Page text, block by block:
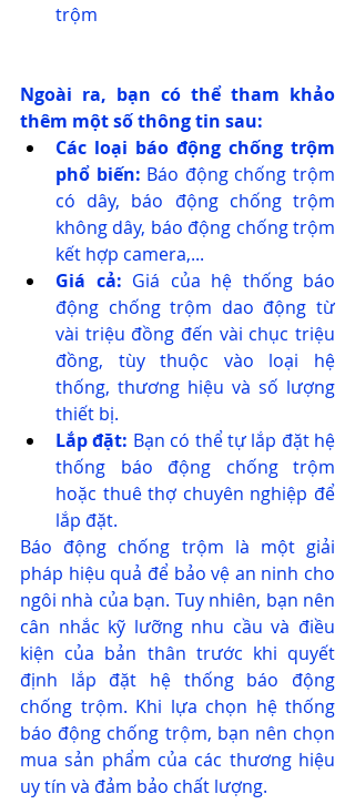
trộm
Ngoài ra, bạn có thể tham khảo
thêm một số thông tin sau:
Các loại báo động chống trộm
phổ biến: Báo động chống trộm
có dây, báo động chống trộm
không dây, báo động chống trộm
kết hợp camera,...
Giá cả: Giá của hệ thống báo
động chống trộm dao động từ
vài triệu đồng đến vài chục triệu
đồng, tùy thuộc vào loại hệ
thống, thương hiệu và số lượng
thiết bị.
Lắp đặt: Bạn có thể tự lắp đặt hệ
thống báo động chống trộm
hoặc thuê thợ chuyên nghiệp để
lắp đặt.
Báo động chống trộm là một giải
pháp hiệu quả để bảo vệ an ninh cho
ngôi nhà của bạn. Tuy nhiên, bạn nên
cân nhắc kỹ lưỡng nhu cầu và điều
kiện của bản thân trước khi quyết
định lắp đặt hệ thống báo động
chống trộm. Khi lựa chọn hệ thống
báo động chống trộm, bạn nên chọn
mua sản phẩm của các thương hiệu
uy tín và đảm bảo chất lượng.